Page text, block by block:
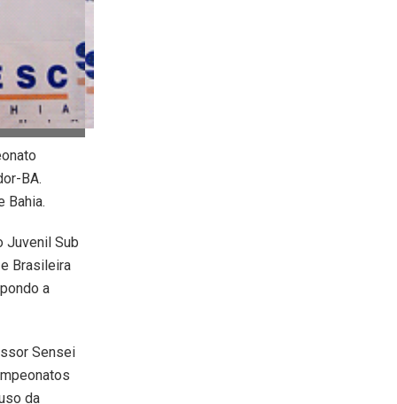
BA.
Bahia.
Juvenil Sub
Brasileira
a
Sensei
da